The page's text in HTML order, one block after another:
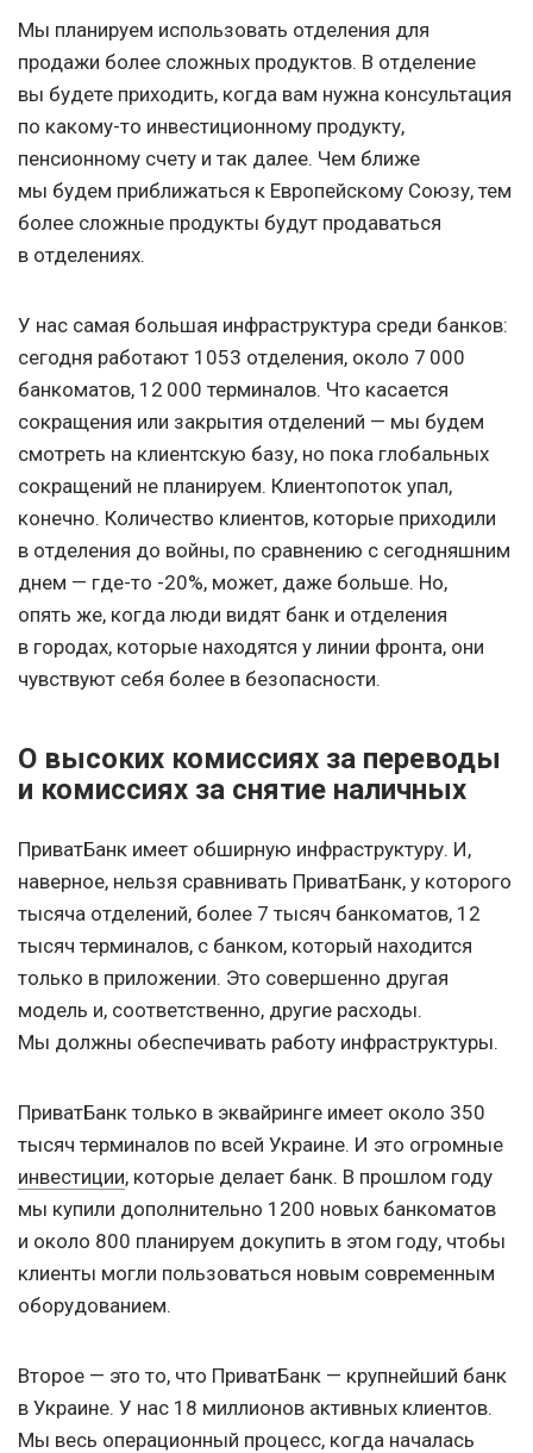
Мы планируем использовать отделения для
продажи более сложных продуктов. В отделение
вы будете приходить, когда вам нужна консультация
по какому-то инвестиционному продукту,
пенсионному счету и так далее. Чем ближе
мы будем приближаться к Европейскому Союзу, тем
более сложные продукты будут продаваться
в отделениях.
У нас самая большая инфраструктура среди банков:
сегодня работают 1053 отделения, около 7 000
банкоматов, 12 000 терминалов. Что касается
сокращения или закрытия отделений — мы будем
смотреть на клиентскую базу, но пока глобальных
сокращений не планируем. Клиентопоток упал,
конечно. Количество клиентов, которые приходили
в отделения до войны, по сравнению с сегодняшним
днем — где-то -20%, может, даже больше. Но,
опять же, когда люди видят банк и отделения
в городах, которые находятся у линии фронта, они
чувствуют себя более в безопасности.
О высоких комиссиях за переводы
и комиссиях за снятие наличных
ПриватБанк имеет обширную инфраструктуру. И,
наверное, нельзя сравнивать ПриватБанк, у которого
тысяча отделений, более 7 тысяч банкоматов, 12
тысяч терминалов, с банком, который находится
только в приложении. Это совершенно другая
модель и, соответственно, другие расходы.
Мы должны обеспечивать работу инфраструктуры.
ПриватБанк только в эквайринге имеет около 350
тысяч терминалов по всей Украине. И это огромные
инвестиции, которые делает банк. В прошлом году
мы купили дополнительно 1200 новых банкоматов
и около 800 планируем докупить в этом году, чтобы
клиенты могли пользоваться новым современным
оборудованием.
Второе — это то, что ПриватБанк — крупнейший банк
в Украине. У нас 18 миллионов активных клиентов.
Мы весь операционный процесс, когда началась